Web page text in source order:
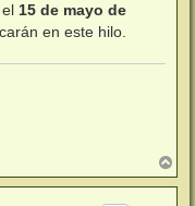
15 de mayo de
en este hilo.
r
r